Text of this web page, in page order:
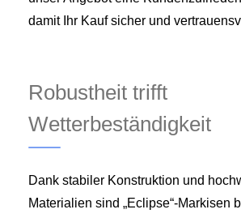
damit Ihr Kauf sicher und
Robustheit trifft
Wetterbeständigkeit
Dank stabiler Konstruktion und
Materialien sind „Eclipse“-Markisen